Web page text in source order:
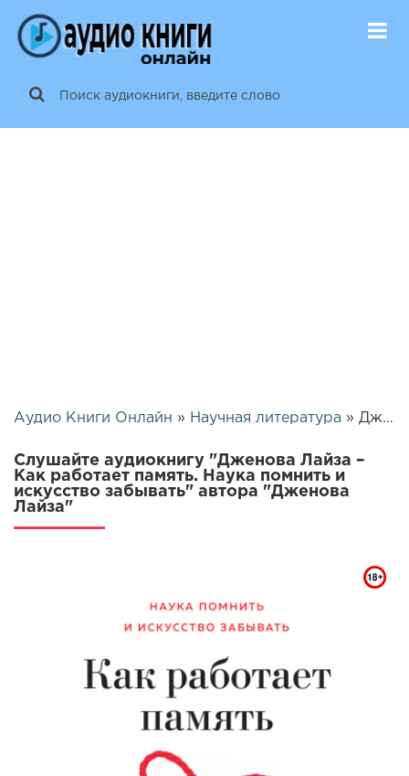
Аудио Книги Онлайн » Научная литература » Дженова Лайза – Как работает память. Наука помнить и искусство забывать | 26083
Слушайте аудиокнигу "Дженова Лайза –
Как работает память. Наука помнить и
искусство забывать" автора "Дженова
Лайза"